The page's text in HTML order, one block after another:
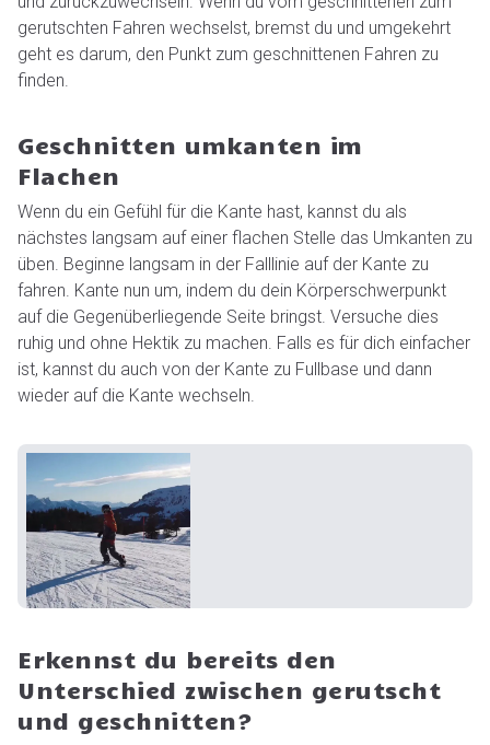
gerutschten Fahren wechselst, bremst du und umgekehrt
geht es darum, den Punkt zum geschnittenen Fahren zu
finden.
Geschnitten umkanten im
Flachen
Wenn du ein Gefühl für die Kante hast, kannst du als
nächstes langsam auf einer flachen Stelle das Umkanten zu
üben. Beginne langsam in der Falllinie auf der Kante zu
fahren. Kante nun um, indem du dein Körperschwerpunkt
auf die Gegenüberliegende Seite bringst. Versuche dies
ruhig und ohne Hektik zu machen. Falls es für dich einfacher
ist, kannst du auch von der Kante zu Fullbase und dann
wieder auf die Kante wechseln.
Erkennst du bereits den
Unterschied zwischen gerutscht
und geschnitten?